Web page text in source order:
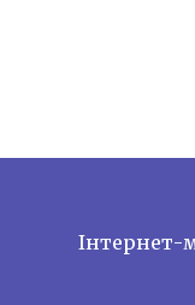
Інтернет-